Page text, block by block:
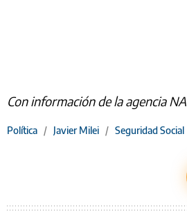
Con información de la agencia NA
Política / Javier Milei / Seguridad Social